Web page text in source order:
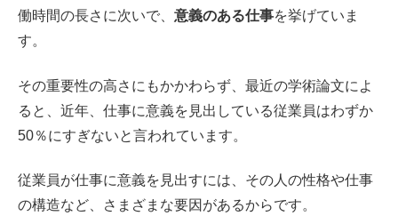
働時間の長さに次いで、 意義のある仕事を挙げていま
す。
その重要性の高さにもかかわらず、最近の学術論文によ
ると、近年、仕事に意義を見出している従業員はわずか
50％にすぎないと言われています。
従業員が仕事に意義を見出すには、その人の性格や仕事
の構造など、さまざまな要因があるからです。